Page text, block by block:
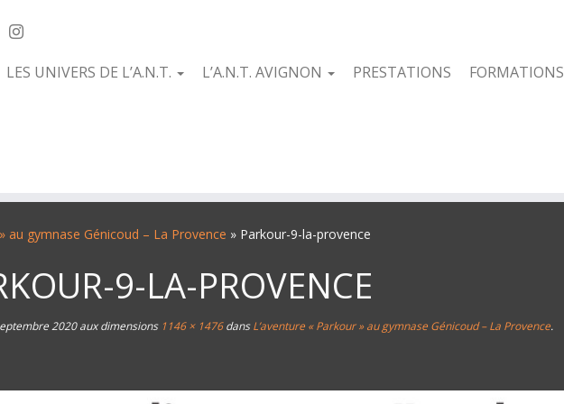
LES UNIVERS DE L’A.N.T. L’A.N.T. AVIGNON PRESTATIONS FORMATIONS
au gymnase Génicoud – La Provence » Parkour-9-la-provence
9-LA-PROVENCE
2020aux dimensions1146 × 1476dansL’aventure « Parkour » au gymnase Génicoud – La Provence.